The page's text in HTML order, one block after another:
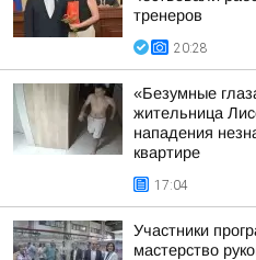
тренеров
20:28
«Безумные
жительница
нападения
квартире
17:04
Участники
мастерство